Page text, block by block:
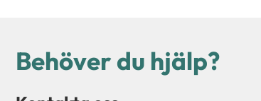
Behöver du hjälp?